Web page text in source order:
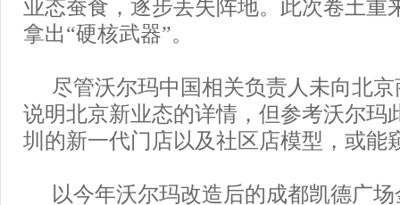
业态蚕食，逐步丢失阵地。此次卷土重
拿出“硬核武器”。
尽管沃尔玛中国相关负责人未向北
说明北京新业态的详情，但参考沃尔玛
圳的新一代门店以及社区店模型，或能
以今年沃尔玛改造后的成都凯德广